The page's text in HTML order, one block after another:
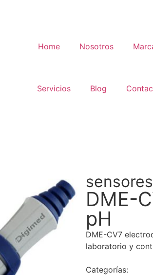
Home Nosotros
Servicios Blog
sensores
DME-
pH
DME-CV7
laboratorio y
Categorías: